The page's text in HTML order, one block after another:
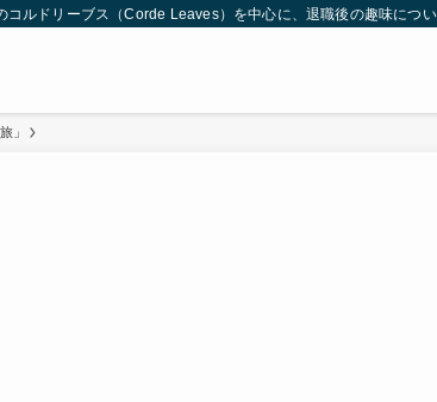
ルドリーブス（Corde Leaves）を中心に、退職後の趣味につ
」